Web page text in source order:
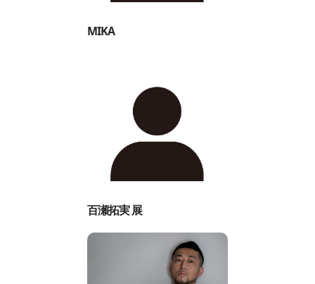
MIKA
百瀬拓実 展